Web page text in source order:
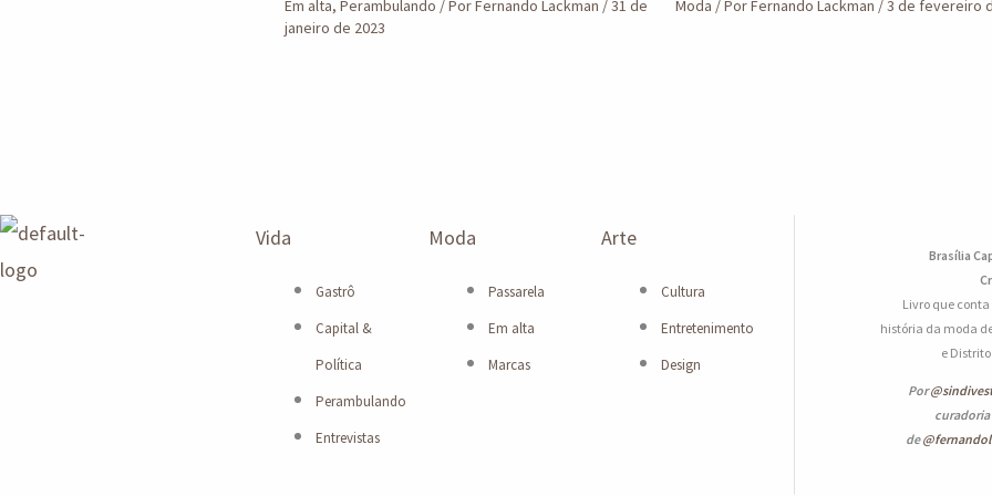
Em alta, Perambulando / PorFernando Lackman /31 de
janeiro de 2023
Moda / PorFernando Lackman /3 de fevereiro
Vida
Gastrô
Capital &
Política
Perambulando
Entrevistas
Moda
Passarela
Em alta
Marcas
Arte
Cultura
Entretenimento
Design
Brasília
Livro que
história da moda
e
Por
curadoria
de